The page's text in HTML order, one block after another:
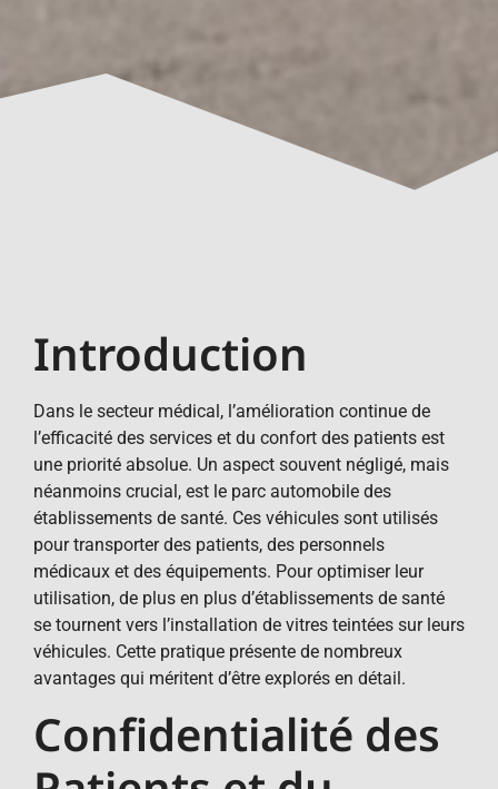
Introduction
Dans le secteur médical, l’amélioration continue de
l’efficacité des services et du confort des patients est
une priorité absolue. Un aspect souvent négligé, mais
néanmoins crucial, est le parc automobile des
établissements de santé. Ces véhicules sont utilisés
pour transporter des patients, des personnels
médicaux et des équipements. Pour optimiser leur
utilisation, de plus en plus d’établissements de santé
se tournent vers l’installation de vitres teintées sur leurs
véhicules. Cette pratique présente de nombreux
avantages qui méritent d’être explorés en détail.
Confidentialité des